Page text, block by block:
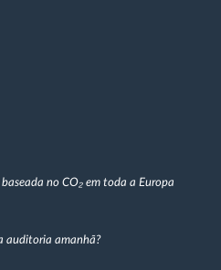
no CO₂ em toda a Europa
auditoria amanhã?